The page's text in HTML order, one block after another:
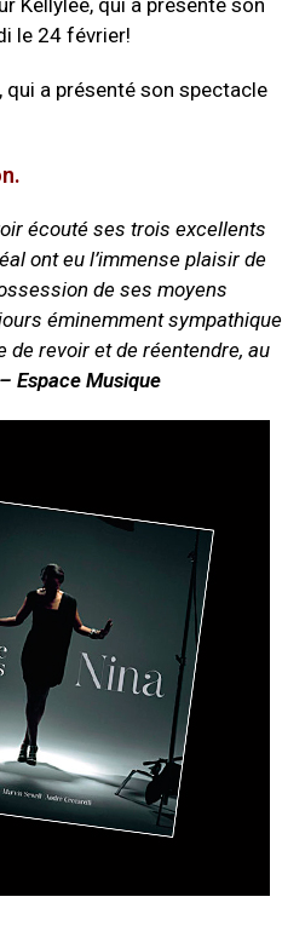
le 24 février!
qui a présenté son spectacle
écouté ses trois excellents
ont eu l’immense plaisir de
de ses moyens
éminemment sympathique
de revoir et de réentendre, au
Espace Musique